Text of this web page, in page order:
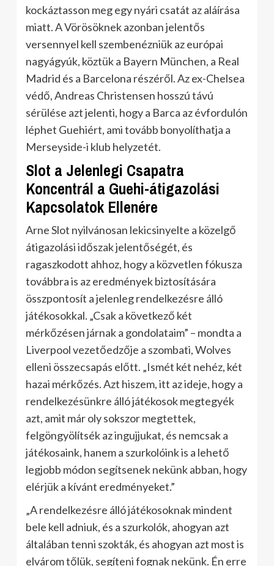
kockáztasson meg egy nyári csatát az aláírása
miatt. A Vörösöknek azonban jelentős
versennyel kell szembenézniük az európai
nagyágyúk, köztük a Bayern München, a Real
Madrid és a Barcelona részéről. Az ex-Chelsea
védő, Andreas Christensen hosszú távú
sérülése azt jelenti, hogy a Barca az évfordulón
léphet Guehiért, ami tovább bonyolíthatja a
Merseyside-i klub helyzetét.
Slot a Jelenlegi Csapatra
Koncentrál a Guehi-átigazolási
Kapcsolatok Ellenére
Arne Slot nyilvánosan lekicsinyelte a közelgő
átigazolási időszak jelentőségét, és
ragaszkodott ahhoz, hogy a közvetlen fókusza
továbbra is az eredmények biztosítására
összpontosít a jelenleg rendelkezésre álló
játékosokkal. „Csak a következő két
mérkőzésen járnak a gondolataim” – mondta a
Liverpool vezetőedzője a szombati, Wolves
elleni összecsapás előtt. „Ismét két nehéz, két
hazai mérkőzés. Azt hiszem, itt az ideje, hogy a
rendelkezésünkre álló játékosok megtegyék
azt, amit már oly sokszor megtettek,
felgöngyölítsék az ingujjukat, és nemcsak a
játékosaink, hanem a szurkolóink is a lehető
legjobb módon segítsenek nekünk abban, hogy
elérjük a kívánt eredményeket.”
„A rendelkezésre álló játékosoknak mindent
bele kell adniuk, és a szurkolók, ahogyan azt
általában tenni szokták, és ahogyan azt most is
elvárom tőlük, segíteni fognak nekünk. Én erre